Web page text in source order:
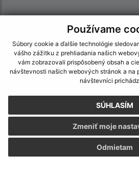
Používame
Súbory cookie a ďalšie technológie
vášho zážitku z prehliadania našich
vám zobrazovali prispôsobený obsah a
návštevnosti našich webových stránok a na
návštevníci
SÚHLASÍM
Odmietam
Zmeniť moje
Informácie o
Vyhlásenie o
Autorské
Ochrana osobných
Navigácia:
Vytlačiť aktuálnu
Mapa stránok
Cookies